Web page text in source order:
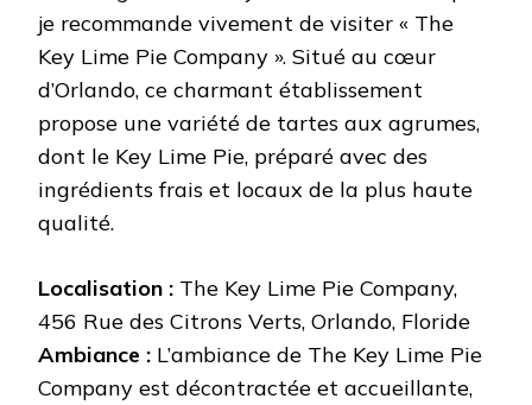
je recommande vivement de visiter « The
Key Lime Pie Company ». Situé au cœur
d’Orlando, ce charmant établissement
propose une variété de tartes aux agrumes,
dont le Key Lime Pie, préparé avec des
ingrédients frais et locaux de la plus haute
qualité.
Localisation : The Key Lime Pie Company,
456 Rue des Citrons Verts, Orlando, Floride
Ambiance : L’ambiance de The Key Lime Pie
Company est décontractée et accueillante,